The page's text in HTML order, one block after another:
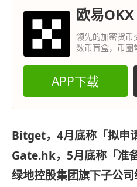
欧易OKX
领先的加密货币
数币盲盒，币圈
APP下载
Bitget，4月底称「拟申
Gate.hk，5月底称「准
绿地控股集团旗下子公